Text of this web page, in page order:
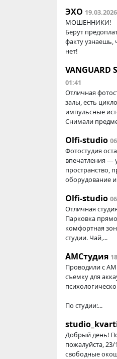
ЭХО
МОШЕННИКИ!
Берут
факту узнаешь,
нет!
VANGUARD
01:41
Отличная
залы, есть
импульсные
Снимали
Olfi-studio
Фотостудия
впечатления —
пространство,
оборудование
Olfi-studio
Отличная
Парковка
комфортная
студии. Чай,...
АМСтудия
Проводили с
съемку для
По студии:...
Добрый день!
пожалуйста, 23/
свободные